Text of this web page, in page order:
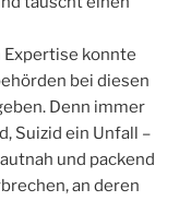
konnte
bei diesen
Denn immer
Suizid ein Unfall –
und packend
an deren